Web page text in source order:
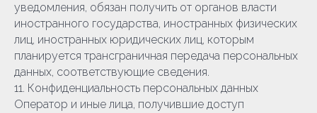
уведомления, обязан получить от органов власти
иностранного государства, иностранных физических
лиц, иностранных юридических лиц, которым
планируется трансграничная передача персональных
данных, соответствующие сведения.
11. Конфиденциальность персональных данных
Оператор и иные лица, получившие доступ